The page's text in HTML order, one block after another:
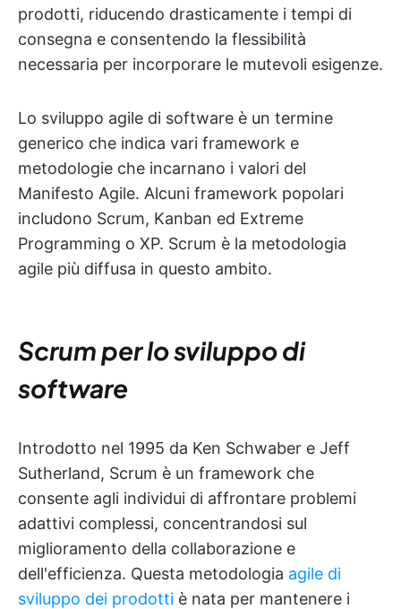
prodotti, riducendo drasticamente i tempi di
consegna e consentendo la flessibilità
necessaria per incorporare le mutevoli esigenze.
Lo sviluppo agile di software è un termine
generico che indica vari framework e
metodologie che incarnano i valori del
Manifesto Agile. Alcuni framework popolari
includono Scrum, Kanban ed Extreme
Programming o XP. Scrum è la metodologia
agile più diffusa in questo ambito.
Scrum per lo sviluppo di
software
Introdotto nel 1995 da Ken Schwaber e Jeff
Sutherland, Scrum è un framework che
consente agli individui di affrontare problemi
adattivi complessi, concentrandosi sul
miglioramento della collaborazione e
dell'efficienza. Questa metodologia agile di
sviluppo dei prodotti è nata per mantenere i